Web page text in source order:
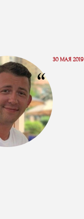
“
30 МАЯ 2019